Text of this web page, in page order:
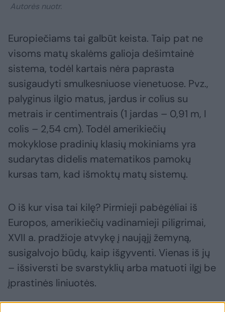
Autorės nuotr.
Europiečiams tai galbūt keista. Taip pat ne
visoms matų skalėms galioja dešimtainė
sistema, todėl kartais nėra paprasta
susigaudyti smulkesniuose vienetuose. Pvz.,
palyginus ilgio matus, jardus ir colius su
metrais ir centimentrais (1 jardas – 0,91 m, I
colis – 2,54 cm). Todėl amerikiečių
mokyklose pradinių klasių mokiniams yra
sudarytas didelis matematikos pamokų
kursas tam, kad išmoktų matų sistemų.
O iš kur visa tai kilę? Pirmieji pabėgėliai iš
Europos, amerikiečių vadinamieji piligrimai,
XVII a. pradžioje atvykę į naująjį žemyną,
susigalvojo būdų, kaip išgyventi. Vienas iš jų
– išsiversti be svarstyklių arba matuoti ilgį be
įprastinės liniuotės.